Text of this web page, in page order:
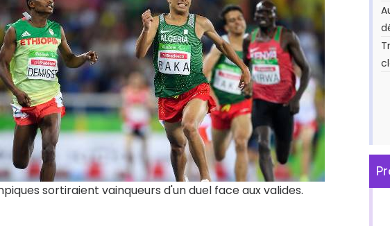
sortiraient vainqueurs d'un duel face aux valides.